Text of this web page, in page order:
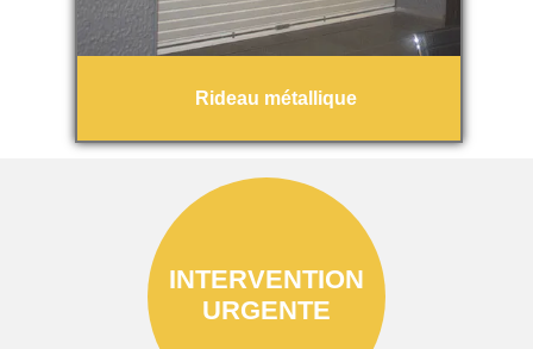
Rideau métallique
INTERVENTION
URGENTE